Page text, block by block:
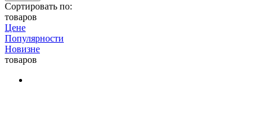
Сортировать по:
товаров
Цене
Популярности
Новизне
товаров